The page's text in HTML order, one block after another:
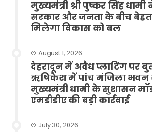
मुख्यमंत्री श्री पुष्कर सिंह
सरकार और जनता के बीच
मिलेगा विकास को बल
August 1, 2026
देहरादून में अवैध प्लाटिंग पर
ऋषिकेश में पांच मंजिला भवन
मुख्यमंत्री धामी के सुशासन
एमडीडीए की बड़ी कार्रवाई
July 30, 2026